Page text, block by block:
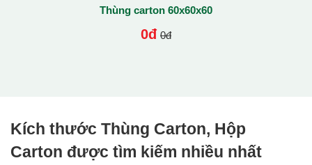
Thùng carton 60x60x60
0đ 0đ
Kích thước Thùng Carton, Hộp
Carton được tìm kiếm nhiều nhất